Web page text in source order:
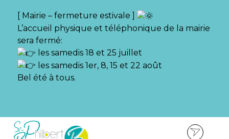
[ Mairie – fermeture estivale ]
L’accueil physique et téléphonique de la mairie
sera fermé:
les samedis 18 et 25 juillet
les samedis 1er, 8, 15 et 22 août
Bel été à tous.
Aller
Aller
Aller